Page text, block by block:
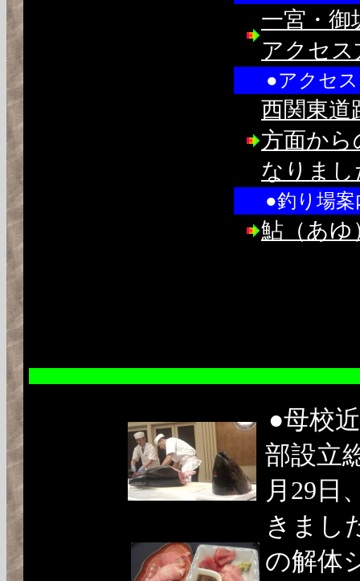
一宮・御
アクセ
●アクセ
西関東道
方面か
なりまし
●釣り場案
鮎（あゆ
●母校
部設立
月29日
きまし
の解体